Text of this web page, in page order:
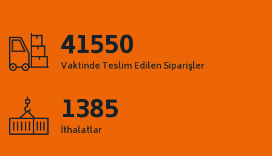
41550
Vaktinde Teslim Edilen Siparişler
1385
İthalatlar